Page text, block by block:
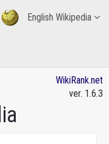
English Wikipedia
WikiRank.net
ver. 1.6.3